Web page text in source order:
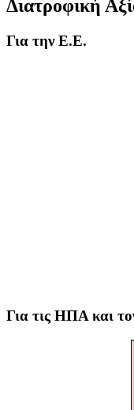
Διατροφική
Για την Ε.Ε.
Για τις ΗΠΑ και